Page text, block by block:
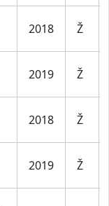
2018 Ž
2019 Ž
2018 Ž
2019 Ž